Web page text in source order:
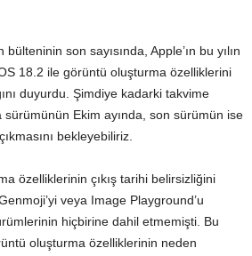
son sayısında, Apple’ın bu yılın
18.2 ile görüntü oluşturma özelliklerini
duyurdu. Şimdiye kadarki takvime
Ekim ayında, son sürümün ise
bekleyebiliriz.
özelliklerinin çıkış tarihi belirsizliğini
veya Image Playground’u
hiçbirine dahil etmemişti. Bu
oluşturma özelliklerinin neden